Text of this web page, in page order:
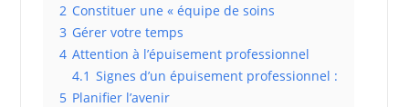
2 Constituer une « équipe de soins
3 Gérer votre temps
4 Attention à l’épuisement professionnel
4.1 Signes d’un épuisement professionnel :
5 Planifier l’avenir